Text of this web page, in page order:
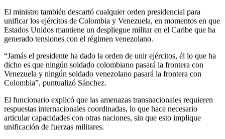
El ministro también descartó cualquier orden presidencial para
unificar los ejércitos de Colombia y Venezuela, en momentos en que
Estados Unidos mantiene un despliegue militar en el Caribe que ha
generado tensiones con el régimen venezolano.
“Jamás el presidente ha dado la orden de unir ejércitos, él lo que ha
dicho es que ningún soldado colombiano pasará la frontera con
Venezuela y ningún soldado venezolano pasará la frontera con
Colombia”, puntualizó Sánchez.
El funcionario explicó que las amenazas transnacionales requieren
respuestas internacionales coordinadas, lo que hace necesario
articular capacidades con otras naciones, sin que esto implique
unificación de fuerzas militares.